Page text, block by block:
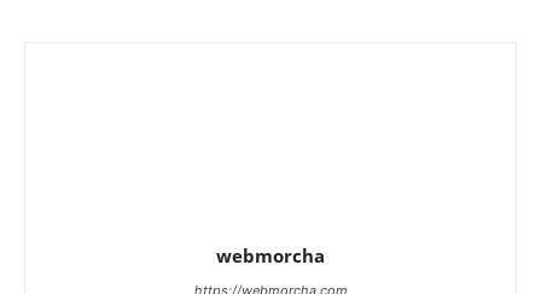
webmorcha
https://webmorcha.com